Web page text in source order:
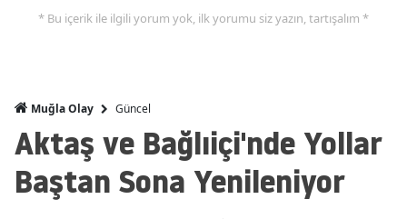
* Bu içerik ile ilgili yorum yok, ilk yorumu siz yazın, tartışalım *
Muğla Olay Güncel
Aktaş ve Bağlıiçi'nde Yollar
Baştan Sona Yenileniyor